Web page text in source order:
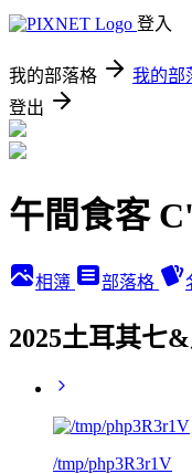
登入
我的部落格 我的部
登出
午間食客
相簿 部落格
2025土耳其七
/tmp/php3R3r1V